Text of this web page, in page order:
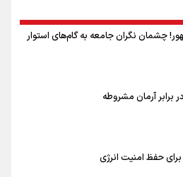
چشمان نگران جامعه به گام‌های استوار
برابر آرمان مشروطه
برای حفظ امنیت انرژی